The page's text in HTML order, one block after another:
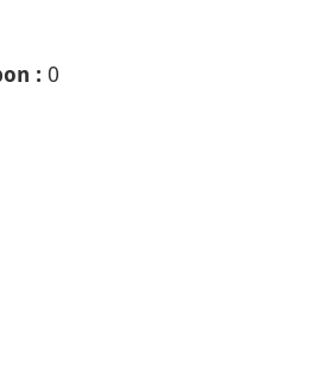
: 0